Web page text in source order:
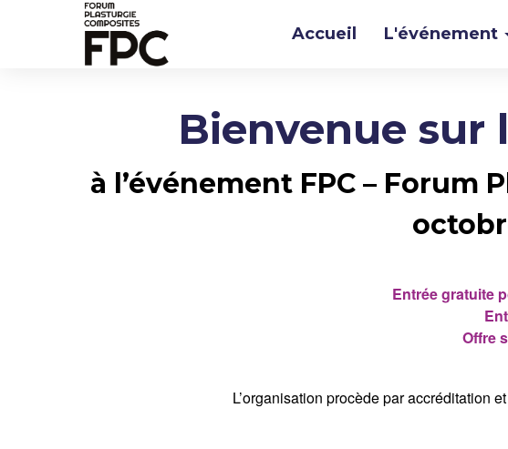
Accueil L'événement
Bienvenue sur
à l’événement FPC – Forum
Entrée gratuite
Offre
L’organisation procède par accréditation